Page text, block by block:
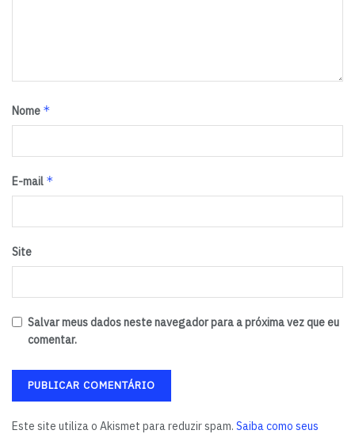
Nome *
E-mail *
Site
Salvar meus dados neste navegador para a próxima vez que eu
comentar.
Este site utiliza o Akismet para reduzir spam. Saiba como seus